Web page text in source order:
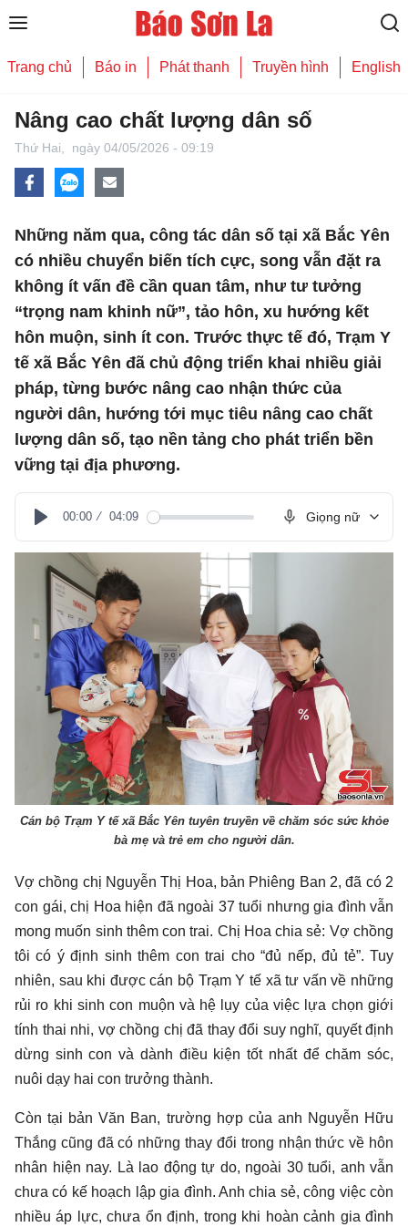
Trang chủ Báo in Phát thanh Truyền hình English
Nâng cao chất lượng dân số
Thứ Hai, ngày 04/05/2026 - 09:19
Những năm qua, công tác dân số tại xã Bắc Yên
có nhiều chuyển biến tích cực, song vẫn đặt ra
không ít vấn đề cần quan tâm, như tư tưởng
“trọng nam khinh nữ”, tảo hôn, xu hướng kết
hôn muộn, sinh ít con. Trước thực tế đó, Trạm Y
tế xã Bắc Yên đã chủ động triển khai nhiều giải
pháp, từng bước nâng cao nhận thức của
người dân, hướng tới mục tiêu nâng cao chất
lượng dân số, tạo nền tảng cho phát triển bền
vững tại địa phương.
Play
00:00 04:09 Giọng nữ
Cán bộ Trạm Y tế xã Bắc Yên tuyên truyền về chăm sóc sức khỏe
bà mẹ và trẻ em cho người dân.
Vợ chồng chị Nguyễn Thị Hoa, bản Phiêng Ban 2, đã có 2
con gái, chị Hoa hiện đã ngoài 37 tuổi nhưng gia đình vẫn
mong muốn sinh thêm con trai. Chị Hoa chia sẻ: Vợ chồng
tôi có ý định sinh thêm con trai cho “đủ nếp, đủ tẻ”. Tuy
nhiên, sau khi được cán bộ Trạm Y tế xã tư vấn về những
rủi ro khi sinh con muộn và hệ lụy của việc lựa chọn giới
tính thai nhi, vợ chồng chị đã thay đổi suy nghĩ, quyết định
dừng sinh con và dành điều kiện tốt nhất để chăm sóc,
nuôi dạy hai con trưởng thành.
Còn tại bản Văn Ban, trường hợp của anh Nguyễn Hữu
Thắng cũng đã có những thay đổi trong nhận thức về hôn
nhân hiện nay. Là lao động tự do, ngoài 30 tuổi, anh vẫn
chưa có kế hoạch lập gia đình. Anh chia sẻ, công việc còn
nhiều áp lực, chưa ổn định, trong khi hoàn cảnh gia đình